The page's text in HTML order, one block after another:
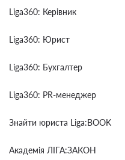
Liga360: Керівник
Liga360: Юрист
Liga360: Бухгалтер
Liga360: PR-менеджер
Знайти юриста Liga:BOOK
Академія ЛІГА:ЗАКОН